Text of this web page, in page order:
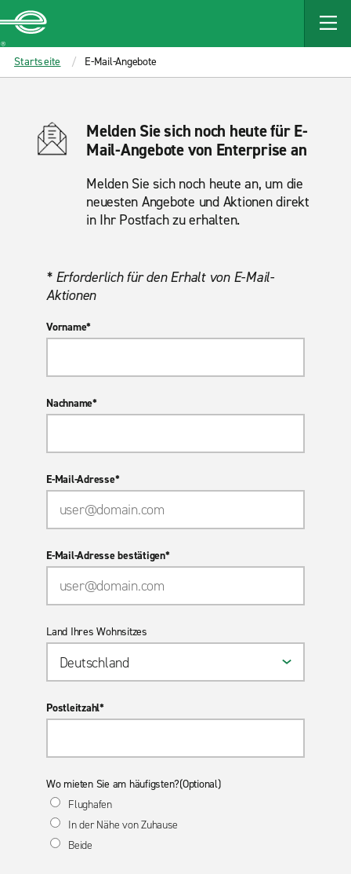
MAIN
CONTENT
Enterprise
Startseite E-Mail-Angebote
Melden Sie sich noch heute für E-
Mail-Angebote von Enterprise an
Melden Sie sich noch heute an, um die
neuesten Angebote und Aktionen direkt
in Ihr Postfach zu erhalten.
* Erforderlich für den Erhalt von E-Mail-
Aktionen
Vorname*
Nachname*
E-Mail-Adresse*
E-Mail-Adresse bestätigen*
Land Ihres Wohnsitzes
Postleitzahl*
Wo mieten Sie am häufigsten?(Optional)
Flughafen
In der Nähe von Zuhause
Beide